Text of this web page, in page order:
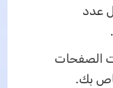
عدد
الصفحات
بك.